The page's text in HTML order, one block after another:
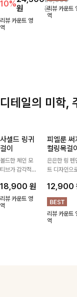
게 어디에든 다
양하게 즐겨주세
요 ;)
10%원
원
리뷰 카운트 영
역
리뷰 카운트
역
디테일의 미학,
사셀드 링귀
걸이
볼드한 체인 모
티브가 감각적인
는 귀걸이- 심플
하면서도 존재감
있는 디자인으로
18,900 원
리뷰 카운트 영
역
피엘룬 써
컬링목걸이
은은한 링 펜
트 디자인으
써지컬스틸
로 변색 걱정
이 데일리로 착
용하기 좋아
12,900
리뷰 카운트
역